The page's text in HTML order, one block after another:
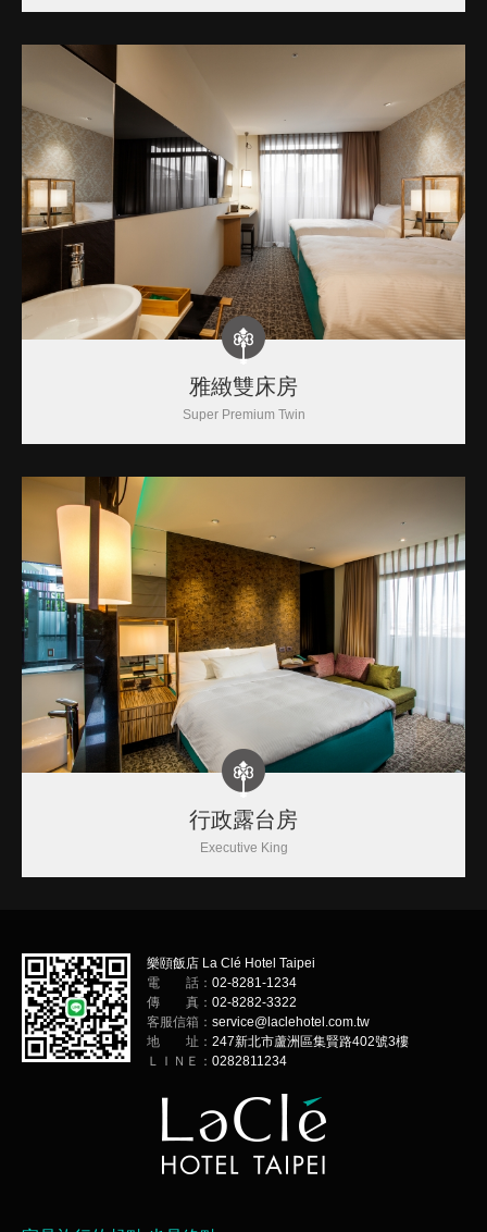
雅緻雙床房
Super Premium Twin
行政露台房
Executive King
樂頤飯店 La Clé Hotel Taipei
電 話： 02-8281-1234
傳 真： 02-8282-3322
客服信箱： service@laclehotel.com.tw
地 址： 247新北市蘆洲區集賢路402號3樓
ＬＩＮＥ： 0282811234